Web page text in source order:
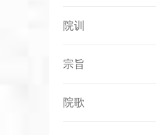
院训
宗旨
院歌